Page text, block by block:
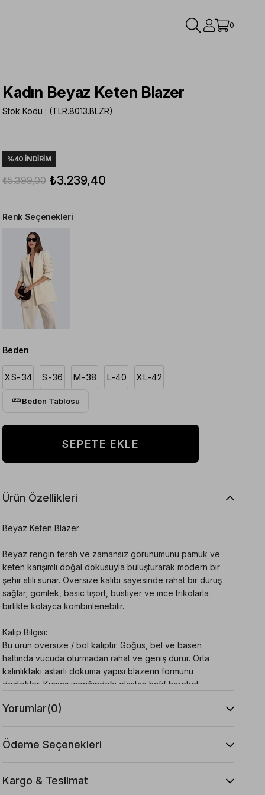
0
Kadın Beyaz Keten Blazer
Stok Kodu (TLR.8013.BLZR)
%40 İNDIRIM
₺5.399,00 ₺3.239,40
Renk Seçenekleri
Beden
XS-34 S-36 M-38 L-40 XL-42
Beden Tablosu
Ürün Özellikleri
Beyaz Keten Blazer
Beyaz rengin ferah ve zamansız görünümünü pamuk ve
keten karışımlı doğal dokusuyla buluşturarak modern bir
şehir stili sunar. Oversize kalıbı sayesinde rahat bir duruş
sağlar; gömlek, basic tişört, büstiyer ve ince trikolarla
birlikte kolayca kombinlenebilir.
Kalıp Bilgisi:
Bu ürün oversize / bol kalıptır. Göğüs, bel ve basen
hattında vücuda oturmadan rahat ve geniş durur. Orta
kalınlıktaki astarlı dokuma yapısı blazerın formunu
destekler. Kumaş içeriğindeki elastan hafif hareket
Oversize ve rahat bir görünüm için kendi bedeninizi
tercih edebilirsiniz. Daha toplu ve vücuda yakın bir duruş
bölgeniz genişse kendi bedeniniz daha konforlu
olacaktır.
Yorumlar(0)
Ödeme Seçenekleri
Kargo & Teslimat